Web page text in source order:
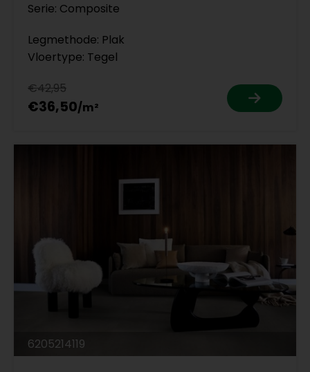
Serie: Composite
Legmethode: Plak
Vloertype: Tegel
€42,95
€36,50
6205214119